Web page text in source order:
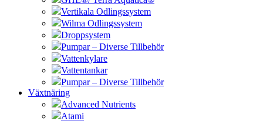
Vertikala Odlingssystem
Wilma Odlingssystem
Droppsystem
Pumpar – Diverse Tillbehör
Vattenkylare
Vattentankar
Pumpar – Diverse Tillbehör
Växtnäring
Advanced Nutrients
Atami